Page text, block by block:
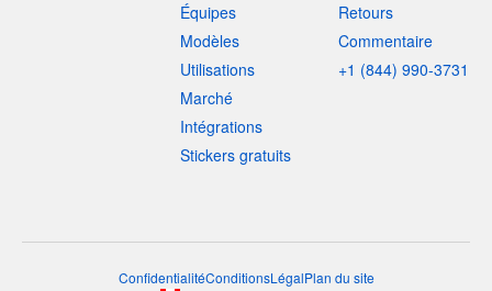
Équipes
Modèles
Utilisations
Marché
Intégrations
Stickers gratuits
Retours
Commentaire
+1 (844) 990-3731
ConfidentialitéConditionsLégalPlan du site